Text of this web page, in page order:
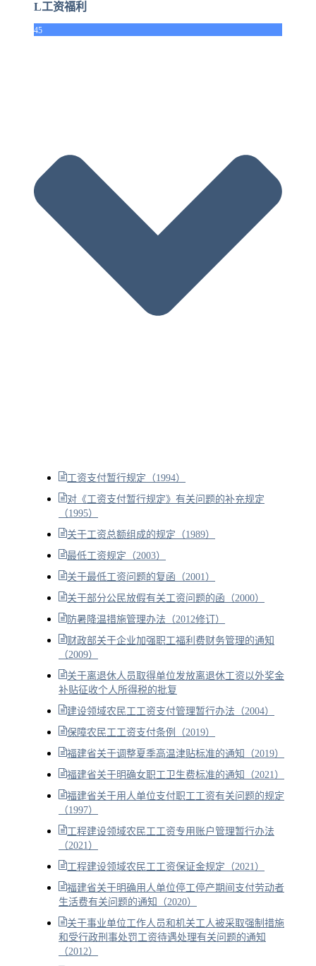
L工资福利
45
工资支付暂行规定（1994）
对《工资支付暂行规定》有关问题的补充规定
（1995）
关于工资总额组成的规定（1989）
最低工资规定（2003）
关于最低工资问题的复函（2001）
关于部分公民放假有关工资问题的函（2000）
防暑降温措施管理办法（2012修订）
财政部关于企业加强职工福利费财务管理的通知
（2009）
关于离退休人员取得单位发放离退休工资以外奖金
补贴征收个人所得税的批复
建设领域农民工工资支付管理暂行办法（2004）
保障农民工工资支付条例（2019）
福建省关于调整夏季高温津贴标准的通知（2019）
福建省关于明确女职工卫生费标准的通知（2021）
福建省关于用人单位支付职工工资有关问题的规定
（1997）
工程建设领域农民工工资专用账户管理暂行办法
（2021）
工程建设领域农民工工资保证金规定（2021）
福建省关于明确用人单位停工停产期间支付劳动者
生活费有关问题的通知（2020）
关于事业单位工作人员和机关工人被采取强制措施
和受行政刑事处罚工资待遇处理有关问题的通知
（2012）